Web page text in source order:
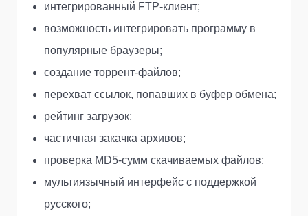
интегрированный FTP-клиент;
возможность интегрировать программу в
популярные браузеры;
создание торрент-файлов;
перехват ссылок, попавших в буфер обмена;
рейтинг загрузок;
частичная закачка архивов;
проверка MD5-сумм скачиваемых файлов;
мультиязычный интерфейс с поддержкой
русского;